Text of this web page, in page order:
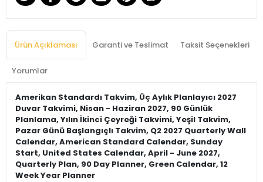
Ürün Açıklaması Garanti ve Teslimat Taksit Seçenekleri
Yorumlar
Amerikan Standardı Takvim, Üç Aylık Planlayıcı 2027
Duvar Takvimi, Nisan - Haziran 2027, 90 Günlük
Planlama, Yılın İkinci Çeyreği Takvimi, Yeşil Takvim,
Pazar Günü Başlangıçlı Takvim, Q2 2027 Quarterly Wall
Calendar, American Standard Calendar, Sunday
Start, United States Calendar, April - June 2027,
Quarterly Plan, 90 Day Planner, Green Calendar, 12
Week Year Planner